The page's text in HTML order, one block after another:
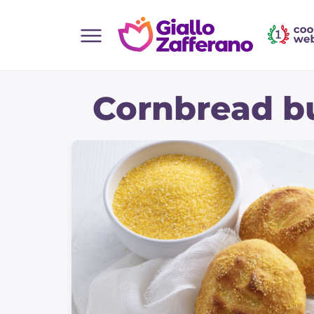
Toutes les recettes
Boissons et rafraîchissements
Pizzas et focaccia
Gateaux et patisserie
Cornbread